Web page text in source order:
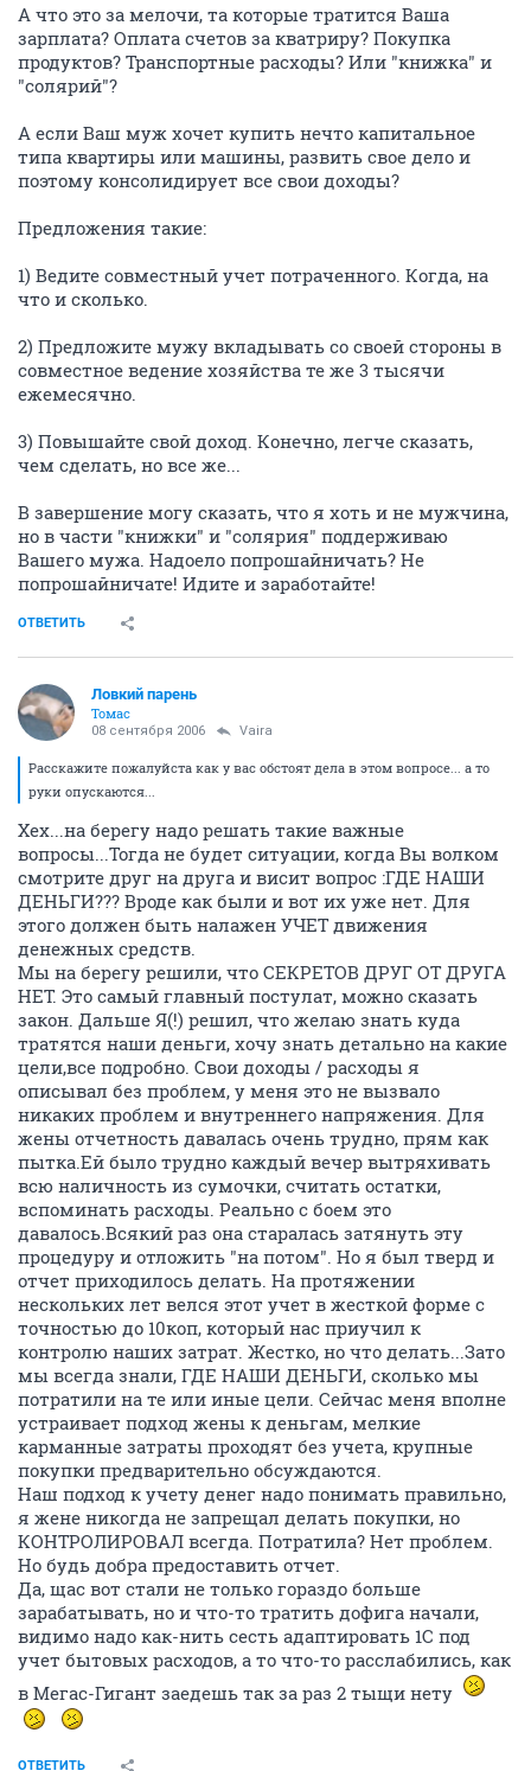
А что это за мелочи, та которые тратится Ваша
зарплата? Оплата счетов за кватриру? Покупка
продуктов? Транспортные расходы? Или "книжка" и
"солярий"?
А если Ваш муж хочет купить нечто капитальное
типа квартиры или машины, развить свое дело и
поэтому консолидирует все свои доходы?
Предложения такие:
1) Ведите совместный учет потраченного. Когда, на
что и сколько.
2) Предложите мужу вкладывать со своей стороны в
совместное ведение хозяйства те же 3 тысячи
ежемесячно.
3) Повышайте свой доход. Конечно, легче сказать,
чем сделать, но все же...
В завершение могу сказать, что я хоть и не мужчина,
но в части "книжки" и "солярия" поддерживаю
Вашего мужа. Надоело попрошайничать? Не
попрошайничате! Идите и заработайте!
ОТВЕТИТЬ
Ловкий парень
Томас
08 сентября 2006 Vaira
Расскажите пожалуйста как у вас обстоят дела в этом вопросе... а то
руки опускаются...
Хех...на берегу надо решать такие важные
вопросы...Тогда не будет ситуации, когда Вы волком
смотрите друг на друга и висит вопрос :ГДЕ НАШИ
ДЕНЬГИ??? Вроде как были и вот их уже нет. Для
этого должен быть налажен УЧЕТ движения
денежных средств.
Мы на берегу решили, что СЕКРЕТОВ ДРУГ ОТ ДРУГА
НЕТ. Это самый главный постулат, можно сказать
закон. Дальше Я(!) решил, что желаю знать куда
тратятся наши деньги, хочу знать детально на какие
цели,все подробно. Свои доходы / расходы я
описывал без проблем, у меня это не вызвало
никаких проблем и внутреннего напряжения. Для
жены отчетность давалась очень трудно, прям как
пытка.Ей было трудно каждый вечер вытряхивать
всю наличность из сумочки, считать остатки,
вспоминать расходы. Реально с боем это
давалось.Всякий раз она старалась затянуть эту
процедуру и отложить "на потом". Но я был тверд и
отчет приходилось делать. На протяжении
нескольких лет велся этот учет в жесткой форме с
точностью до 10коп, который нас приучил к
контролю наших затрат. Жестко, но что делать...Зато
мы всегда знали, ГДЕ НАШИ ДЕНЬГИ, сколько мы
потратили на те или иные цели. Сейчас меня вполне
устраивает подход жены к деньгам, мелкие
карманные затраты проходят без учета, крупные
покупки предварительно обсуждаются.
Наш подход к учету денег надо понимать правильно,
я жене никогда не запрещал делать покупки, но
КОНТРОЛИРОВАЛ всегда. Потратила? Нет проблем.
Но будь добра предоставить отчет.
Да, щас вот стали не только гораздо больше
зарабатывать, но и что-то тратить дофига начали,
видимо надо как-нить сесть адаптировать 1С под
учет бытовых расходов, а то что-то расслабились, как
в Мегас-Гигант заедешь так за раз 2 тыщи нету
ОТВЕТИТЬ